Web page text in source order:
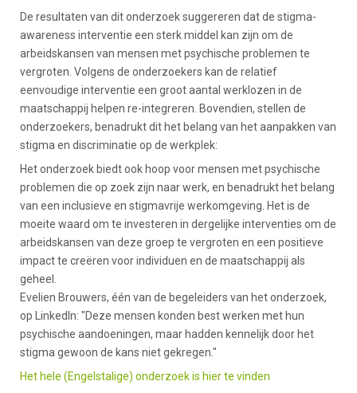
De resultaten van dit onderzoek suggereren dat de stigma-
awareness interventie een sterk middel kan zijn om de
arbeidskansen van mensen met psychische problemen te
vergroten. Volgens de onderzoekers kan de relatief
eenvoudige interventie een groot aantal werklozen in de
maatschappij helpen re-integreren. Bovendien, stellen de
onderzoekers, benadrukt dit het belang van het aanpakken van
stigma en discriminatie op de werkplek:
Het onderzoek biedt ook hoop voor mensen met psychische
problemen die op zoek zijn naar werk, en benadrukt het belang
van een inclusieve en stigmavrije werkomgeving. Het is de
moeite waard om te investeren in dergelijke interventies om de
arbeidskansen van deze groep te vergroten en een positieve
impact te creëren voor individuen en de maatschappij als
geheel.
Evelien Brouwers, één van de begeleiders van het onderzoek,
op LinkedIn: "Deze mensen konden best werken met hun
psychische aandoeningen, maar hadden kennelijk door het
stigma gewoon de kans niet gekregen."
Het hele (Engelstalige) onderzoek is hier te vinden